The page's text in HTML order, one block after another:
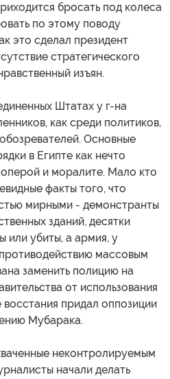
бросать под колеса
по этому поводу
это сделал президент
стратегического
изъян.
Штатах у г-на
как среди политиков,
Основные
в Египте как нечто
и моралите. Мало кто
факты того, что
мирными - демонстранты
зданий, десятки
или убиты, а армия, у
массовым
заменить полицию на
от использования
придал оппозиции
Мубарака.
неконтролируемым
начали делать